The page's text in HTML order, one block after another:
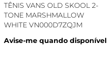
TÊNIS VANS OLD SKOOL 2-
TONE MARSHMALLOW
WHITE VN000D7ZQJM
Avise-me quando disponível